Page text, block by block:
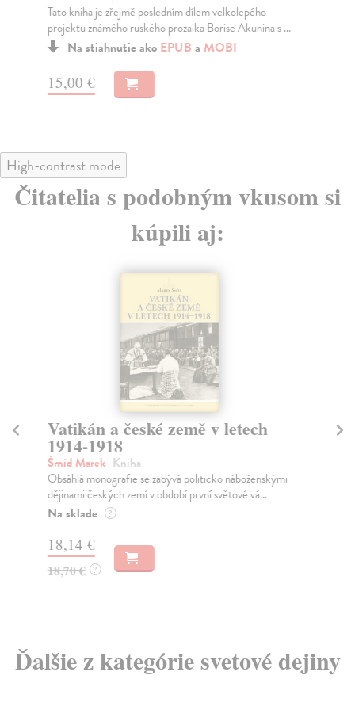
Tato kniha je zřejmě posledním dílem velkolepého
projektu známého ruského prozaika Borise Akunina s ...
Na stiahnutie ako EPUB a MOBI
15,00 €
High-contrast mode
Čitatelia s podobným vkusom si
kúpili aj:
Vatikán a české země v letech
1914-1918
Šmíd Marek| Kniha
Obsáhlá monografie se zabývá politicko­ náboženskými
dějinami českých zemí v období první světové vá...
Na sklade ?
18,14 €
18,70 € ?
Ďalšie z kategórie svetové dejiny